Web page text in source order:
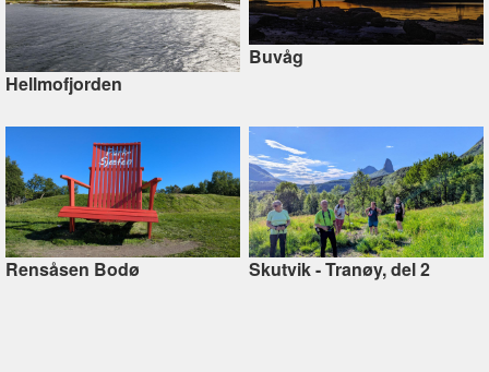
Hellmofjorden
Buvåg
Rensåsen Bodø Skutvik - Tranøy, del 2